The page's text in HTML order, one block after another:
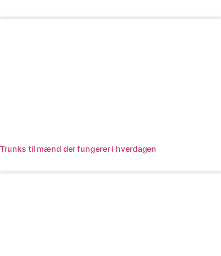
Trunks til mænd der fungerer i hverdagen